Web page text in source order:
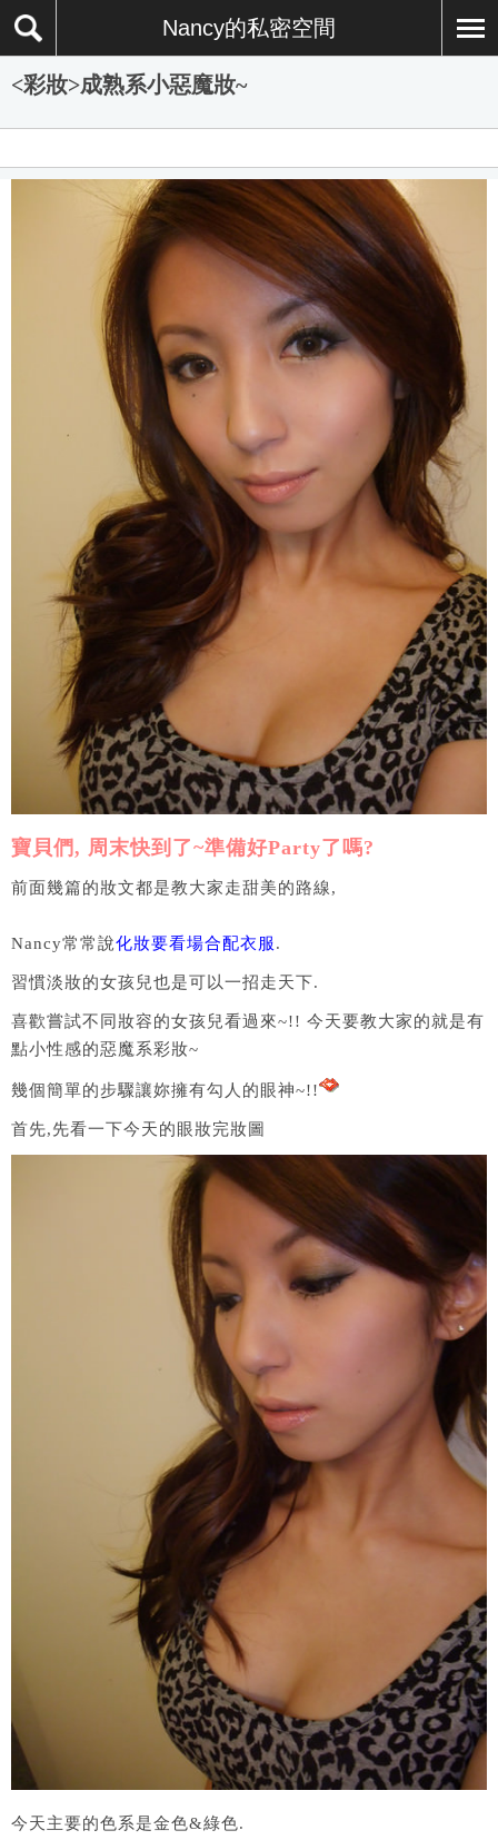
Nancy的私密空間
<彩妝>成熟系小惡魔妝~
寶貝們, 周末快到了~準備好Party了嗎?
前面幾篇的妝文都是教大家走甜美的路線,
Nancy常常說化妝要看場合配衣服.
習慣淡妝的女孩兒也是可以一招走天下.
喜歡嘗試不同妝容的女孩兒看過來~!! 今天要教大家的就是有
點小性感的惡魔系彩妝~
幾個簡單的步驟讓妳擁有勾人的眼神~!!
首先,先看一下今天的眼妝完妝圖
今天主要的色系是金色&綠色.